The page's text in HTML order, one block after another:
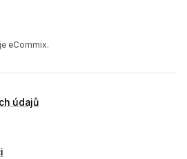
eCommix.
údajů